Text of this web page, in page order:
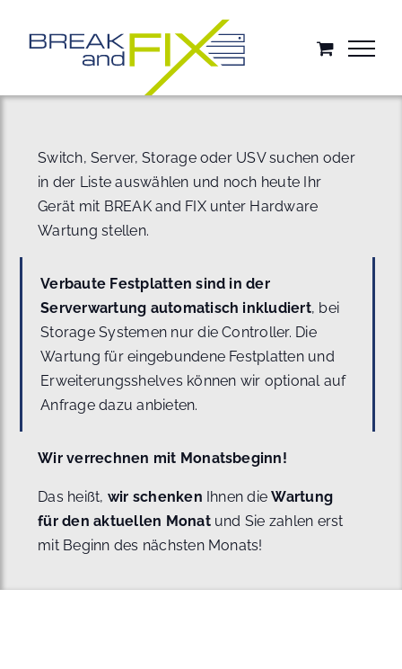
springen
Switch, Server, Storage oder USV suchen oder
in der Liste auswählen und noch heute Ihr
Gerät mit BREAK and FIX unter Hardware
Wartung stellen.
Verbaute Festplatten sind in der
Serverwartung automatisch inkludiert, bei
Storage Systemen nur die Controller. Die
Wartung für eingebundene Festplatten und
Erweiterungsshelves können wir optional auf
Anfrage dazu anbieten.
Wir verrechnen mit Monatsbeginn!
Das heißt, wir schenken Ihnen dieWartung
für den aktuellen Monat und Sie zahlen erst
mit Beginn des nächsten Monats!